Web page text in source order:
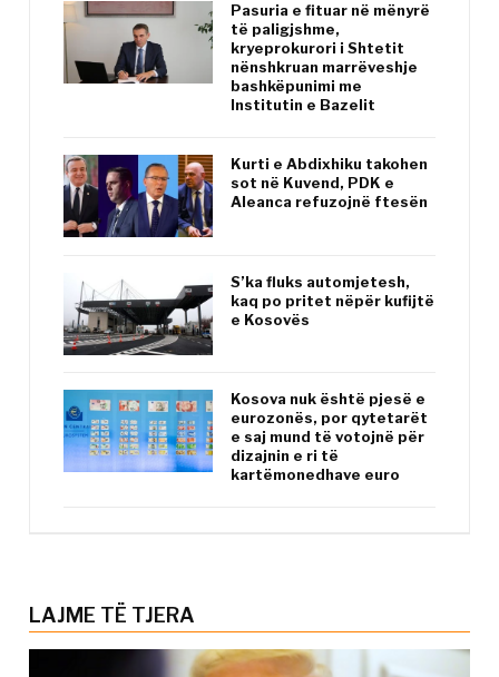
Pasuria e fituar në mënyrë
të paligjshme,
kryeprokurori i Shtetit
nënshkruan marrëveshje
bashkëpunimi me
Institutin e Bazelit
Kurti e Abdixhiku takohen
sot në Kuvend, PDK e
Aleanca refuzojnë ftesën
S’ka fluks automjetesh,
kaq po pritet nëpër kufijtë
e Kosovës
Kosova nuk është pjesë e
eurozonës, por qytetarët
e saj mund të votojnë për
dizajnin e ri të
kartëmonedhave euro
LAJME TË TJERA